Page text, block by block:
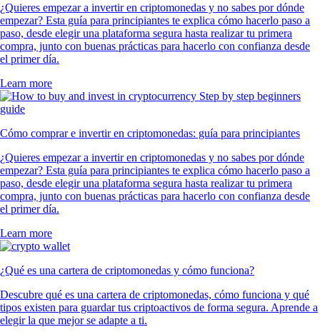
¿Quieres empezar a invertir en criptomonedas y no sabes por dónde
empezar? Esta guía para principiantes te explica cómo hacerlo paso a
paso, desde elegir una plataforma segura hasta realizar tu primera
compra, junto con buenas prácticas para hacerlo con confianza desde
el primer día.
Learn more
Cómo comprar e invertir en criptomonedas: guía para principiantes
¿Quieres empezar a invertir en criptomonedas y no sabes por dónde
empezar? Esta guía para principiantes te explica cómo hacerlo paso a
paso, desde elegir una plataforma segura hasta realizar tu primera
compra, junto con buenas prácticas para hacerlo con confianza desde
el primer día.
Learn more
¿Qué es una cartera de criptomonedas y cómo funciona?
Descubre qué es una cartera de criptomonedas, cómo funciona y qué
tipos existen para guardar tus criptoactivos de forma segura. Aprende a
elegir la que mejor se adapte a ti.